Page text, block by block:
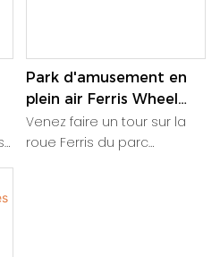
dessus du parc dans cette
attraction emblématique
Park d'amusement en
plein air Ferris Wheel
Rides 42M
Venez faire un tour sur la
roue Ferris du parc